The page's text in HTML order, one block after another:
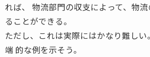
れば、 物流部門の収支によって、物
ることができる。
ただし、これは実際にはかなり難しい。
端 的な例を示そう。